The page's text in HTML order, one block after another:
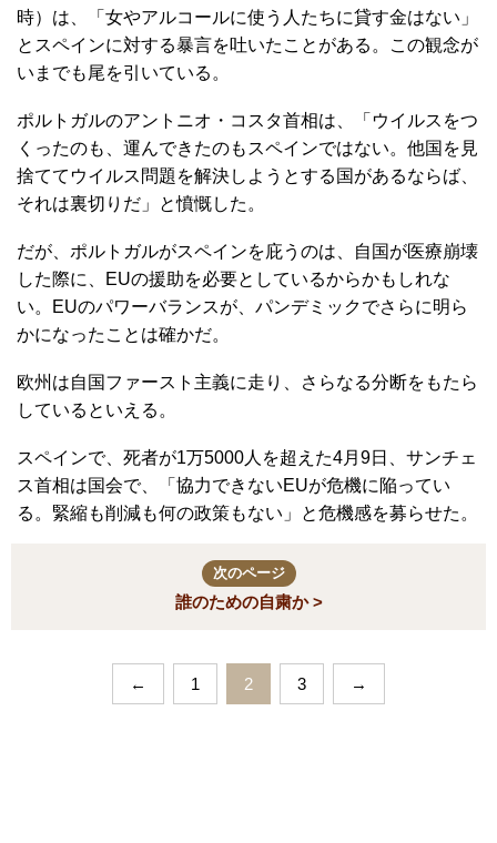
時）は、「女やアルコールに使う人たちに貸す金はない」
とスペインに対する暴言を吐いたことがある。この観念が
いまでも尾を引いている。
ポルトガルのアントニオ・コスタ首相は、「ウイルスをつ
くったのも、運んできたのもスペインではない。他国を見
捨ててウイルス問題を解決しようとする国があるならば、
それは裏切りだ」と憤慨した。
だが、ポルトガルがスペインを庇うのは、自国が医療崩壊
した際に、EUの援助を必要としているからかもしれな
い。EUのパワーバランスが、パンデミックでさらに明ら
かになったことは確かだ。
欧州は自国ファースト主義に走り、さらなる分断をもたら
しているといえる。
スペインで、死者が1万5000人を超えた4月9日、サンチェ
ス首相は国会で、「協力できないEUが危機に陥ってい
る。緊縮も削減も何の政策もない」と危機感を募らせた。
次のページ
誰のための自粛か >
← 1 2 3 →